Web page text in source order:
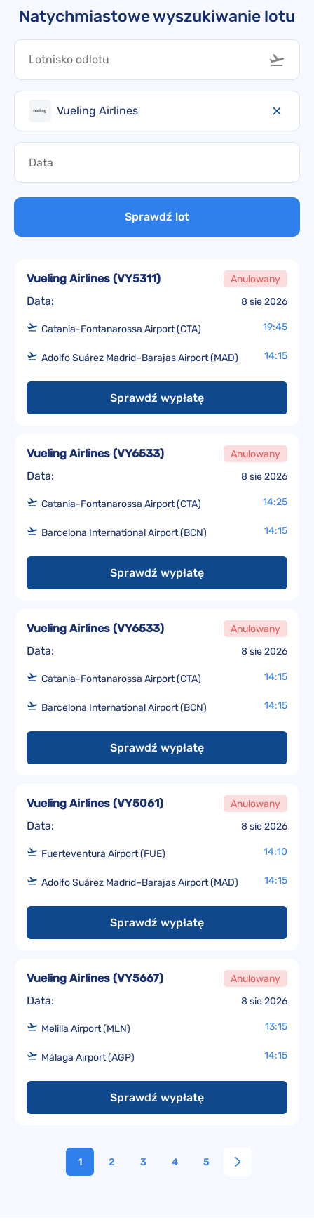
Natychmiastowe wyszukiwanie lotu
Vueling Airlines
Sprawdź lot
Data: 8 sie 2026
Vueling Airlines (VY5311) Anulowany
Catania-Fontanarossa Airport (CTA) 19:45
Adolfo Suárez Madrid–Barajas Airport (MAD) 14:15
Sprawdź wypłatę
Data: 8 sie 2026
Vueling Airlines (VY6533) Anulowany
Catania-Fontanarossa Airport (CTA) 14:25
Barcelona International Airport (BCN) 14:15
Sprawdź wypłatę
Data: 8 sie 2026
Vueling Airlines (VY6533) Anulowany
Catania-Fontanarossa Airport (CTA) 14:15
Barcelona International Airport (BCN) 14:15
Sprawdź wypłatę
Data: 8 sie 2026
Vueling Airlines (VY5061) Anulowany
Fuerteventura Airport (FUE) 14:10
Adolfo Suárez Madrid–Barajas Airport (MAD) 14:15
Sprawdź wypłatę
Data: 8 sie 2026
Vueling Airlines (VY5667) Anulowany
Melilla Airport (MLN) 13:15
Málaga Airport (AGP) 14:15
Sprawdź wypłatę
1 2 3 4 5